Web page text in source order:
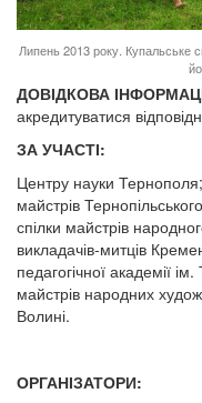
Липень 2013 року. Купальське
ДОВІДКОВА
акредитуватися
ЗА УЧАСТІ:
Центру науки Тернополя;
майстрів
спілки майстрів
викладачів-митців
педагогічної академії
майстрів народних
Волині.
ОРГАНІЗАТОРИ: